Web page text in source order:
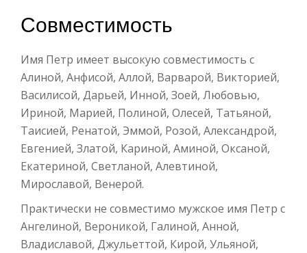
Совместимость
Имя Петр имеет высокую совместимость с
Алиной, Анфисой, Аллой, Варварой, Викторией,
Василисой, Дарьей, Инной, Зоей, Любовью,
Ириной, Марией, Полиной, Олесей, Татьяной,
Таисией, Ренатой, Эммой, Розой, Александрой,
Евгенией, Златой, Кариной, Аминой, Оксаной,
Екатериной, Светланой, Алевтиной,
Мирославой, Венерой.
Практически не совместимо мужское имя Петр с
Ангелиной, Вероникой, Галиной, Анной,
Владиславой, Джульеттой, Кирой, Ульяной,